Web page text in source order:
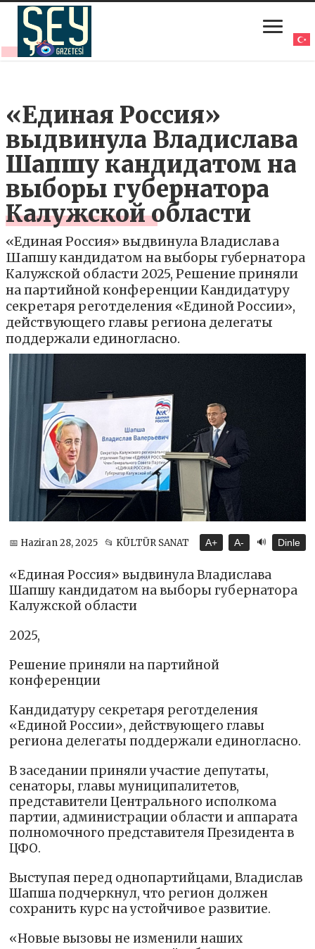
«Единая Россия»
выдвинула Владислава
Шапшу кандидатом на
выборы губернатора
Калужской области
«Единая Россия» выдвинула Владислава
Шапшу кандидатом на выборы губернатора
Калужской области 2025, Решение приняли
на партийной конференции Кандидатуру
секретаря реготделения «Единой России»,
действующего главы региона делегаты
поддержали единогласно.
📅 Haziran 28, 2025 📂 KÜLTÜR SANAT A+ A- 🔊 Dinle
«Единая Россия» выдвинула Владислава
Шапшу кандидатом на выборы губернатора
Калужской области
2025,
Решение приняли на партийной
конференции
Кандидатуру секретаря реготделения
«Единой России», действующего главы
региона делегаты поддержали единогласно.
В заседании приняли участие депутаты,
сенаторы, главы муниципалитетов,
представители Центрального исполкома
партии, администрации области и аппарата
полномочного представителя Президента в
ЦФО.
Выступая перед однопартийцами, Владислав
Шапша подчеркнул, что регион должен
сохранить курс на устойчивое развитие.
«Новые вызовы не изменили наших